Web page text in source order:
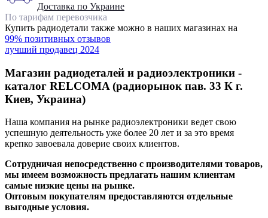
Доставка по Украине
По тарифам перевозчика
Купить радиодетали также можно в наших магазинах на
99% позитивных отзывов
лучший продавец 2024
Магазин радиодеталей и радиоэлектроники -
каталог RELCOMA (радиорынок пав. 33 К г.
Киев, Украина)
Наша компания на рынке радиоэлектроники ведет свою
успешную деятельность уже более 20 лет и за это время
крепко завоевала доверие своих клиентов.
Сотрудничая непосредственно с производителями товаров,
мы имеем возможность предлагать нашим клиентам
самые низкие цены на рынке.
Оптовым покупателям предоставляются отдельные
выгодные условия.